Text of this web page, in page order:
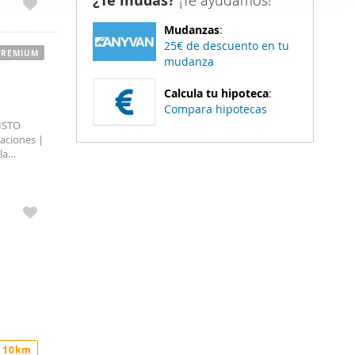
funciones
del
del uso
|
Mudanzas:
25€ de descuento en tu
mudanza
Calcula tu hipoteca:
Compara hipotecas